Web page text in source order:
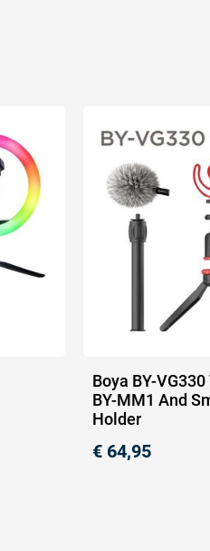
Boya BY-
BY-MM1 And
Holder
€ 64,95